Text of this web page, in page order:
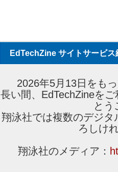
EdTechZine サイトサービス
2026年5月13日をも
長い間、EdTechZineを
とう
翔泳社では複数のデジ
ろしけ
翔泳社のメディア：